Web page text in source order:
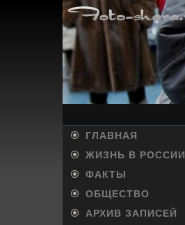
ГЛАВНАЯ
ЖИЗНЬ В РОССИИ
ФАКТЫ
ОБЩЕСТВО
АРХИВ ЗАПИСЕЙ